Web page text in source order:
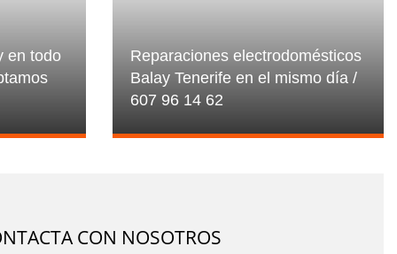
en todo
Reparaciones electrodomésticos
Balay Tenerife en el mismo día /
607 96 14 62
CON NOSOTROS